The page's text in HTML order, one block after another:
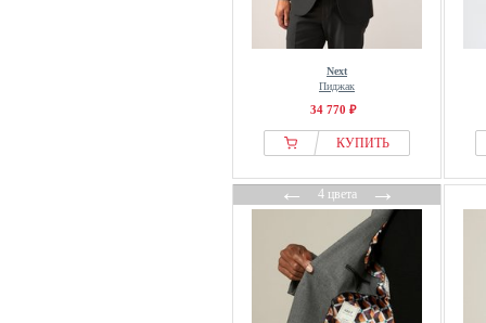
Next
Пиджак
34 770 ₽
КУПИТЬ
←4 цвета→